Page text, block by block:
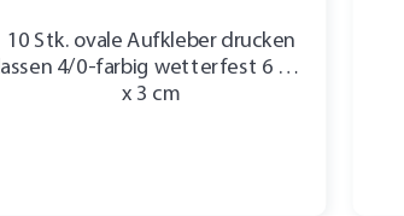
10 Stk. ovale Aufkleber drucken
lassen 4/0-farbig wetterfest 6 cm
x 3 cm